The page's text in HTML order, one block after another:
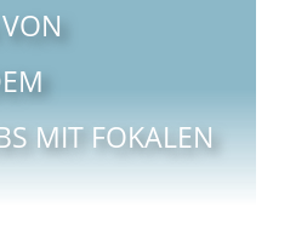
MIT FOKALEN